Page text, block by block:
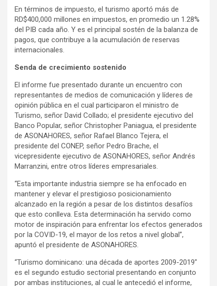
En términos de impuesto, el turismo aportó más de
RD$400,000 millones en impuestos, en promedio un 1.28%
del PIB cada año. Y es el principal sostén de la balanza de
pagos, que contribuye a la acumulación de reservas
internacionales.
Senda de crecimiento sostenido
El informe fue presentado durante un encuentro con
representantes de medios de comunicación y líderes de
opinión pública en el cual participaron el ministro de
Turismo, señor David Collado; el presidente ejecutivo del
Banco Popular, señor Christopher Paniagua, el presidente
de ASONAHORES, señor Rafael Blanco Tejera, el
presidente del CONEP, señor Pedro Brache, el
vicepresidente ejecutivo de ASONAHORES, señor Andrés
Marranzini, entre otros líderes empresariales.
“Esta importante industria siempre se ha enfocado en
mantener y elevar el prestigioso posicionamiento
alcanzado en la región a pesar de los distintos desafíos
que esto conlleva. Esta determinación ha servido como
motor de inspiración para enfrentar los efectos generados
por la COVID-19, el mayor de los retos a nivel global”,
apuntó el presidente de ASONAHORES.
“Turismo dominicano: una década de aportes 2009-2019″
es el segundo estudio sectorial presentando en conjunto
por ambas instituciones, al cual le antecedió el informe,